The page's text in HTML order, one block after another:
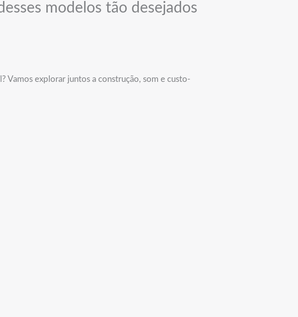
modelos tão desejados
Vamos explorar juntos a construção, som e custo-